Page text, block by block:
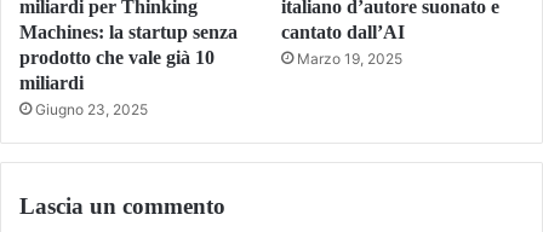
miliardi per Thinking
Machines: la startup senza
prodotto che vale già 10
miliardi
Giugno 23, 2025
italiano d’autore suonato e
cantato dall’AI
Marzo 19, 2025
Lascia un commento